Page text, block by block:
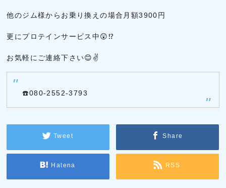
他のジム様からお乗り換えの場合月額3900円
更にプロテインサービス中😲⁉️
お気軽にご連絡下さい😊✌
☎️080-2552-3793
Tweet Share
Hatena RSS